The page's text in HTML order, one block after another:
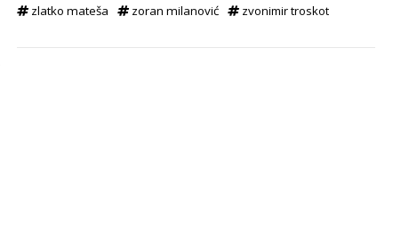
zlatko mateša
zoran milanović zvonimir troskot